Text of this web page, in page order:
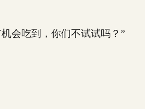
会吃到，你们不试试吗？”